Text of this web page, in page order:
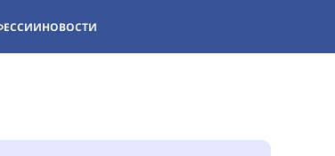
НОВОСТИ